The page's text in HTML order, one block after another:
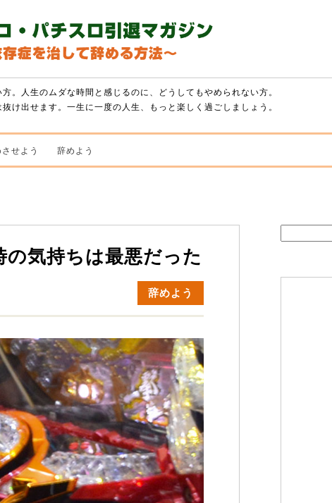
。人生のムダな時間と感じるのに、どうしてもやめられない方。
け出せます。一生に一度の人生、もっと楽しく過ごしましょう。
せよう 辞めよう
気持ちは最悪だった
辞めよう